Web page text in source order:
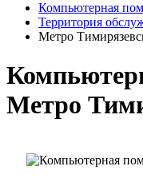
Компьютерная
Территория
Метро
Метро